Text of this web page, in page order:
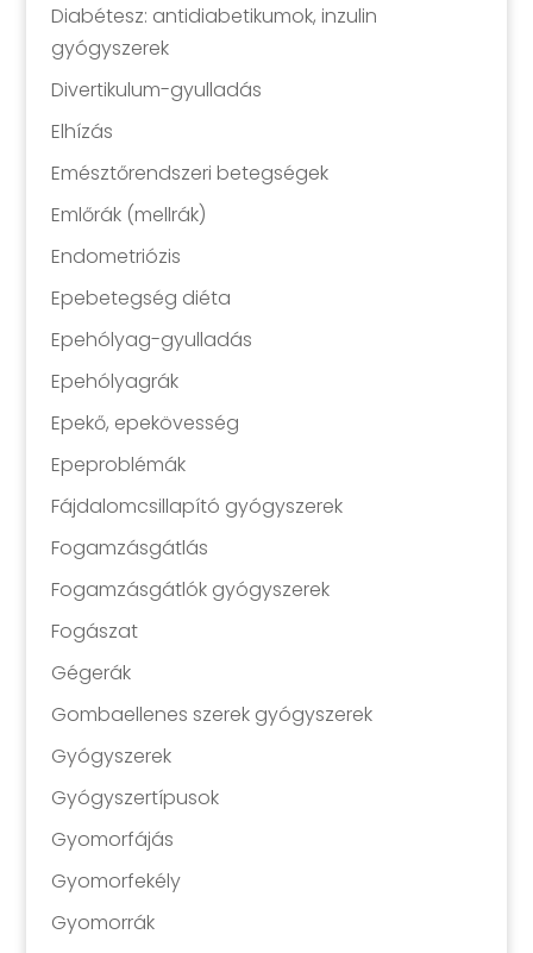
Diabétesz: antidiabetikumok, inzulin
gyógyszerek
Divertikulum-gyulladás
Elhízás
Emésztőrendszeri betegségek
Emlőrák (mellrák)
Endometriózis
Epebetegség diéta
Epehólyag-gyulladás
Epehólyagrák
Epekő, epekövesség
Epeproblémák
Fájdalomcsillapító gyógyszerek
Fogamzásgátlás
Fogamzásgátlók gyógyszerek
Fogászat
Gégerák
Gombaellenes szerek gyógyszerek
Gyógyszerek
Gyógyszertípusok
Gyomorfájás
Gyomorfekély
Gyomorrák